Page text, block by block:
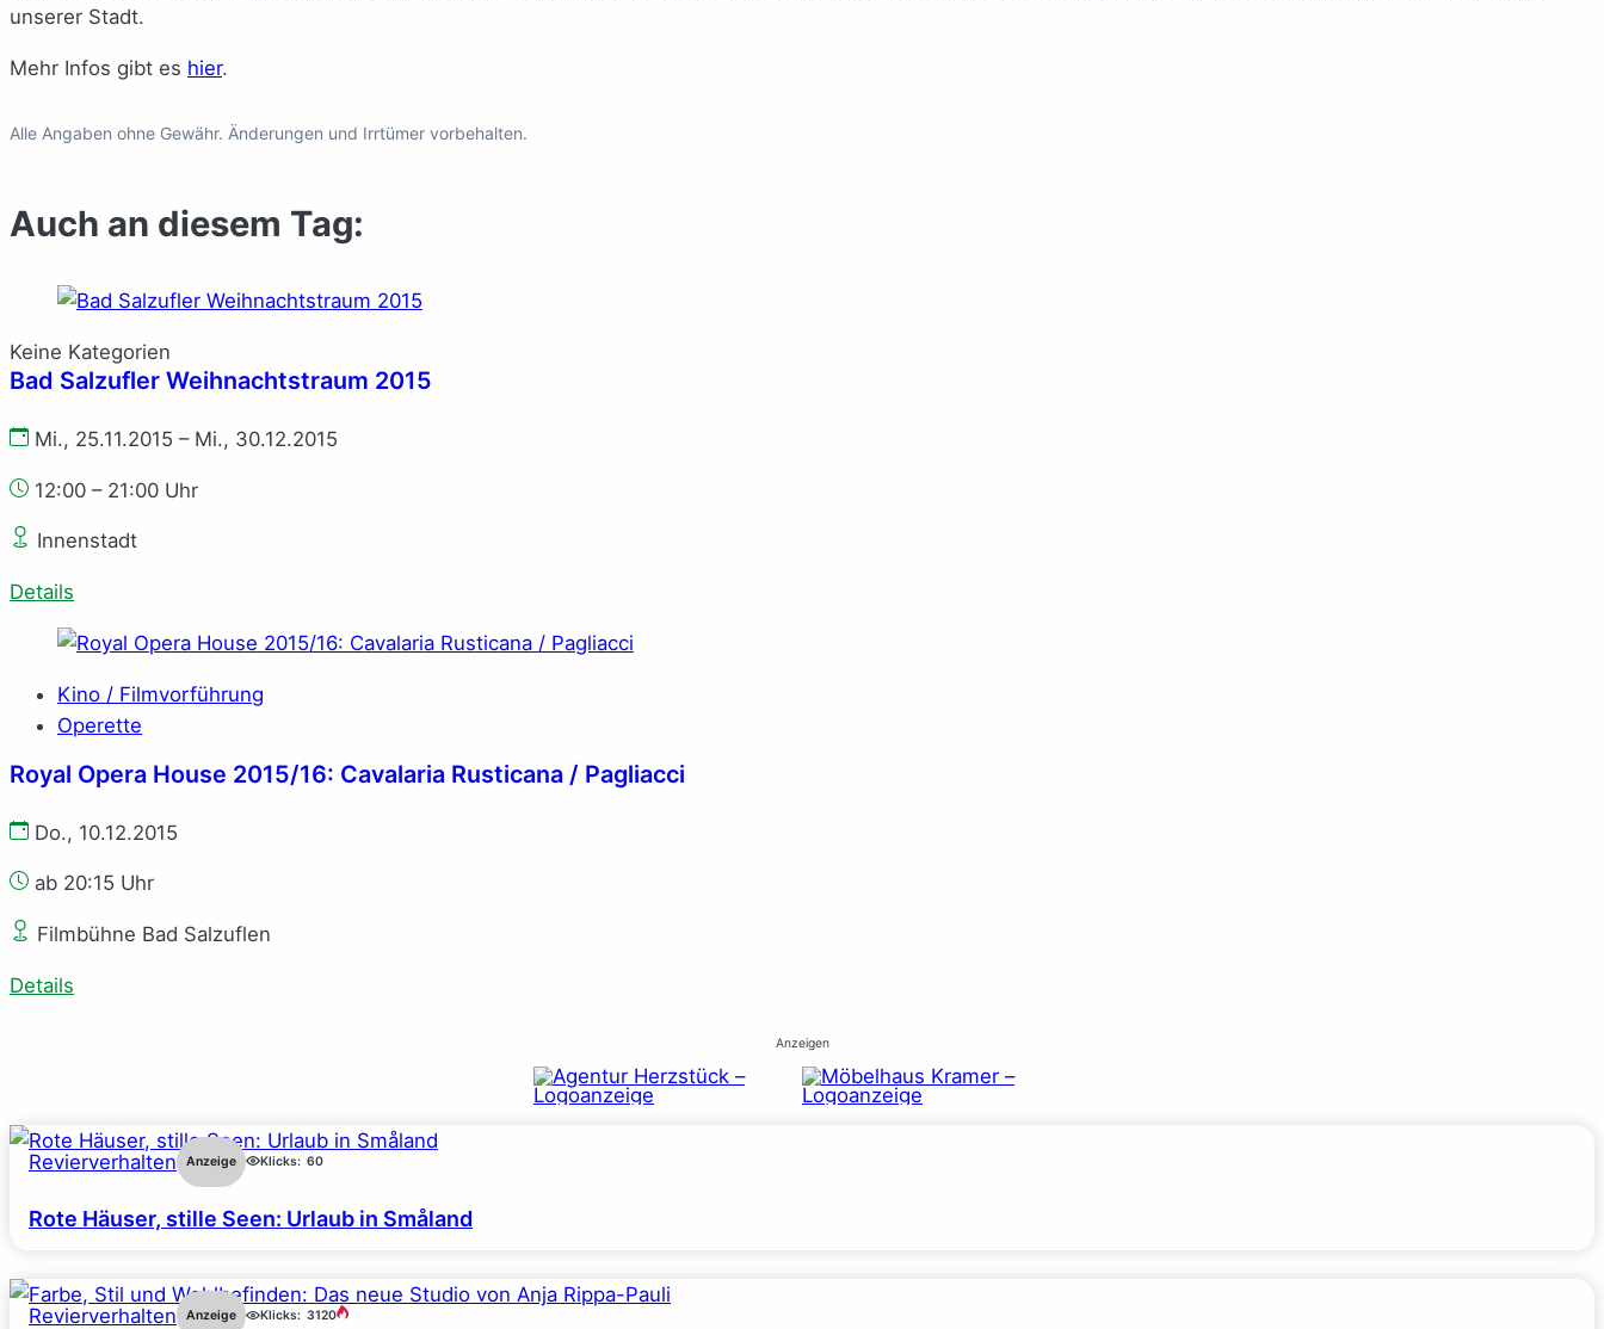
unserer Stadt.
Mehr Infos gibt es hier.
Alle Angaben ohne Gewähr. Änderungen und Irrtümer vorbehalten.
Auch an diesem Tag:
Keine Kategorien
Bad Salzufler Weihnachtstraum 2015
Mi., 25.11.2015 – Mi., 30.12.2015
12:00 – 21:00 Uhr
Innenstadt
Details
Kino / Filmvorführung
Operette
Royal Opera House 2015/16: Cavalaria Rusticana / Pagliacci
Do., 10.12.2015
ab 20:15 Uhr
Filmbühne Bad Salzuflen
Details
Anzeigen
Revierverhalten Anzeige Klicks: 60
Rote Häuser, stille Seen: Urlaub in Småland
Revierverhalten Anzeige Klicks: 3120